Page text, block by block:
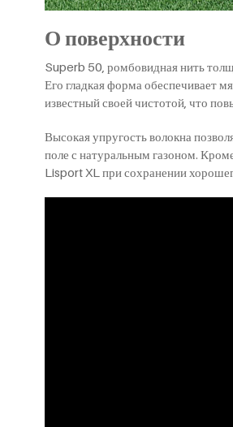
О поверхности
Superb 50, ромбовидная нить
Его гладкая форма обеспечивает
известный своей чистотой, что
Высокая упругость волокна
поле с натуральным газоном.
Lisport XL при сохранении